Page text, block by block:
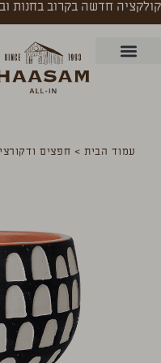
קולקציה חדשה בקרוב בחנות
עמוד הבית> חפצים